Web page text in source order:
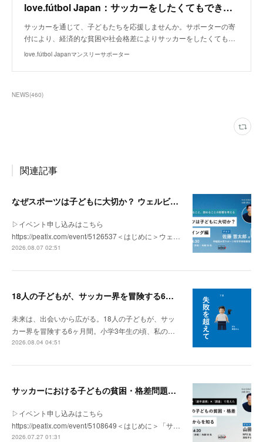
love.fútbol Japan：サッカーをしたくてもできない子どもたちの「環境」を変えよう。
サッカーを通じて、子どもたちを応援しませんか。サポーターの寄
付により、経済的な貧困や社会格差によりサッカーをしたくても…
love.fútbol Japanマンスリーサポーター
NEWS(460)
関連記事
なぜスポーツは子どもに大切か？ ウェルビーイング編 | 「社会とサッカー」 vol.2
▷イベント申し込みはこちら
https://peatix.com/event/5126537＜はじめに＞ウェ…
2026.08.07 02:51
18人の子どもが、サッカー界を冒険する6ヶ月間。
未来は、出会いから広がる。18人の子どもが、サッ
カー界を冒険する6ヶ月間。小学3年生の頃、私の…
2026.08.04 04:51
サッカーにおける子どもの貧困・格差問題の現状 | 「社会とサッカー」vol.1
▷イベント申し込みはこちら
https://peatix.com/event/5108649＜はじめに＞「サ…
2026.07.27 01:31